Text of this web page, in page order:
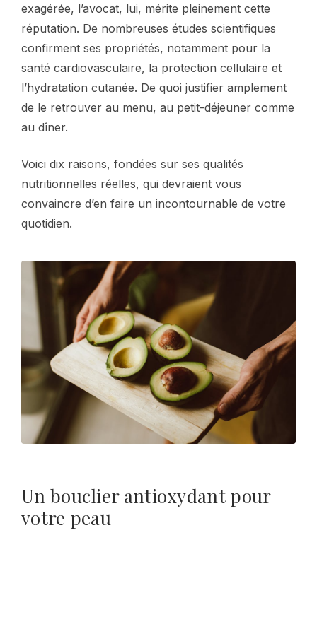
exagérée, l’avocat, lui, mérite pleinement cette
réputation. De nombreuses études scientifiques
confirment ses propriétés, notamment pour la
santé cardiovasculaire, la protection cellulaire et
l’hydratation cutanée. De quoi justifier amplement
de le retrouver au menu, au petit-déjeuner comme
au dîner.
Voici dix raisons, fondées sur ses qualités
nutritionnelles réelles, qui devraient vous
convaincre d’en faire un incontournable de votre
quotidien.
Un bouclier antioxydant pour
votre peau